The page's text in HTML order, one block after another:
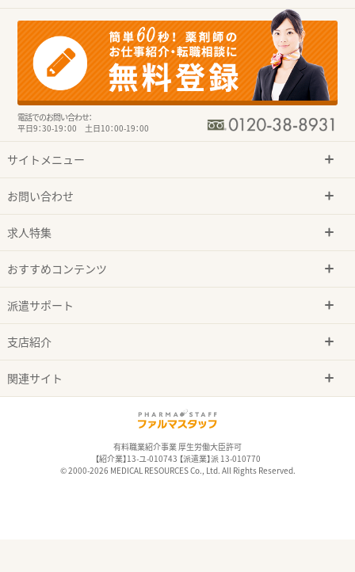
電話でのお問い合わせ：
平日9：30-19：00 土日10：00-19：00
サイトメニュー
お問い合わせ
求人特集
おすすめコンテンツ
派遣サポート
支店紹介
関連サイト
有料職業紹介事業 厚生労働大臣許可
【紹介業】13-ユ-010743 【派遣業】派 13-010770
© 2000-2026 MEDICAL RESOURCES Co., Ltd. All Rights Reserved.